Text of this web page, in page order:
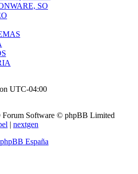
SO
UTC-04:00
Software © phpBB Limited
| nextgen
phpBB España